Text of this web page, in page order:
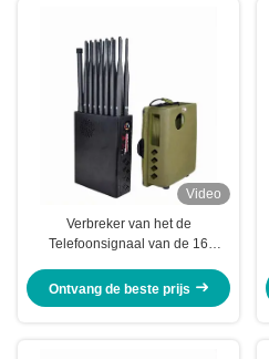
Video
Verbreker van het de
Telefoonsignaal van de 16
Cel Lithiumbatterij in
Ontvang de beste prijs